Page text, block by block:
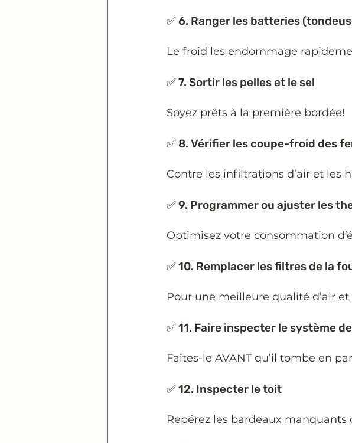
✅ 6. Ranger les batteries
Le froid les endommage
✅ 7. Sortir les pelles et le sel
Soyez prêts à la première bordée!
✅ 8. Vérifier les coupe-froid des
Contre les infiltrations d’air et les
✅ 9. Programmer ou ajuster les
Optimisez votre consommation
✅ 10. Remplacer les filtres de la
Pour une meilleure qualité d’air
✅ 11. Faire inspecter le système
Faites-le AVANT qu’il tombe en
✅ 12. Inspecter le toit
Repérez les bardeaux manquants